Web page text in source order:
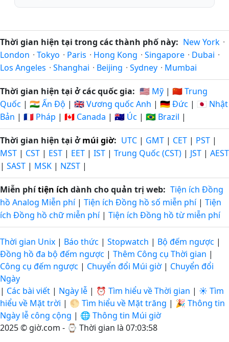
Thời gian hiện tại trong các thành phố này: New York ·
London · Tokyo · Paris · Hong Kong · Singapore · Dubai ·
Los Angeles · Shanghai · Beijing · Sydney · Mumbai
Thời gian hiện tại ở các quốc gia: 🇺🇸 Mỹ | 🇨🇳 Trung
Quốc | 🇮🇳 Ấn Độ | 🇬🇧 Vương quốc Anh | 🇩🇪 Đức | 🇯🇵 Nhật
Bản | 🇫🇷 Pháp | 🇨🇦 Canada | 🇦🇺 Úc | 🇧🇷 Brazil |
Thời gian hiện tại ởmúi giờ: UTC | GMT | CET | PST |
MST | CST | EST | EET | IST | Trung Quốc (CST) | JST | AEST
| SAST | MSK | NZST |
Miễn phítiện ích dành cho quản trị web: Tiện ích Đồng
hồ Analog Miễn phí| Tiện ích Đồng hồ số miễn phí| Tiện
ích Đồng hồ chữ miễn phí| Tiện ích Đồng hồ từ miễn phí
Thời gian Unix | Báo thức | Stopwatch | Bộ đếm ngược |
Đồng hồ đa bộ đếm ngược | Thêm Công cụ Thời gian |
Công cụ đếm ngược | Chuyển đổi Múi giờ | Chuyển đổi
Ngày
| Các bài viết | Ngày lễ | ⏰ Tìm hiểu về Thời gian | ☀️ Tìm
hiểu về Mặt trời | 🌕 Tìm hiểu về Mặt trăng | 🎉 Thông tin
Ngày lễ công cộng | 🌐 Thông tin Múi giờ
2025 © giờ.com - ⌚ Thời gian là 07:03:59